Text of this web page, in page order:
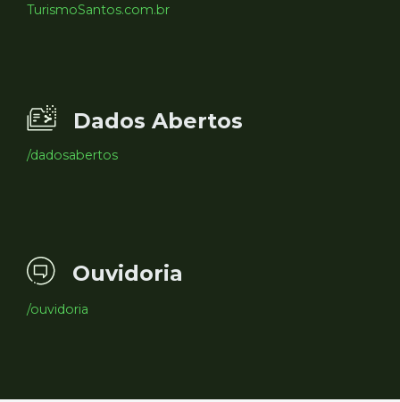
TurismoSantos.com.br
Dados Abertos
/dadosabertos
Ouvidoria
/ouvidoria